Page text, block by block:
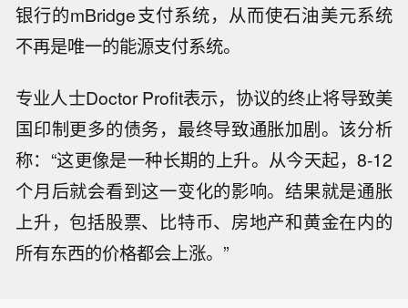
银行的mBridge支付系统，从而使石油美元系统
不再是唯一的能源支付系统。
专业人士Doctor Profit表示，协议的终止将导致美
国印制更多的债务，最终导致通胀加剧。该分析
称：“这更像是一种长期的上升。从今天起，8-12
个月后就会看到这一变化的影响。结果就是通胀
上升，包括股票、比特币、房地产和黄金在内的
所有东西的价格都会上涨。”
【乌外交部：乌无意向保加利亚方向发
射任何装备】乌克兰外交部发言人季希